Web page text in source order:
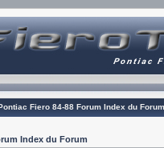
Fiero 84-88 Forum Index du Forum
Index du Forum